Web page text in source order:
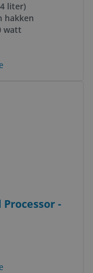
liter)
hakken
watt
Processor -